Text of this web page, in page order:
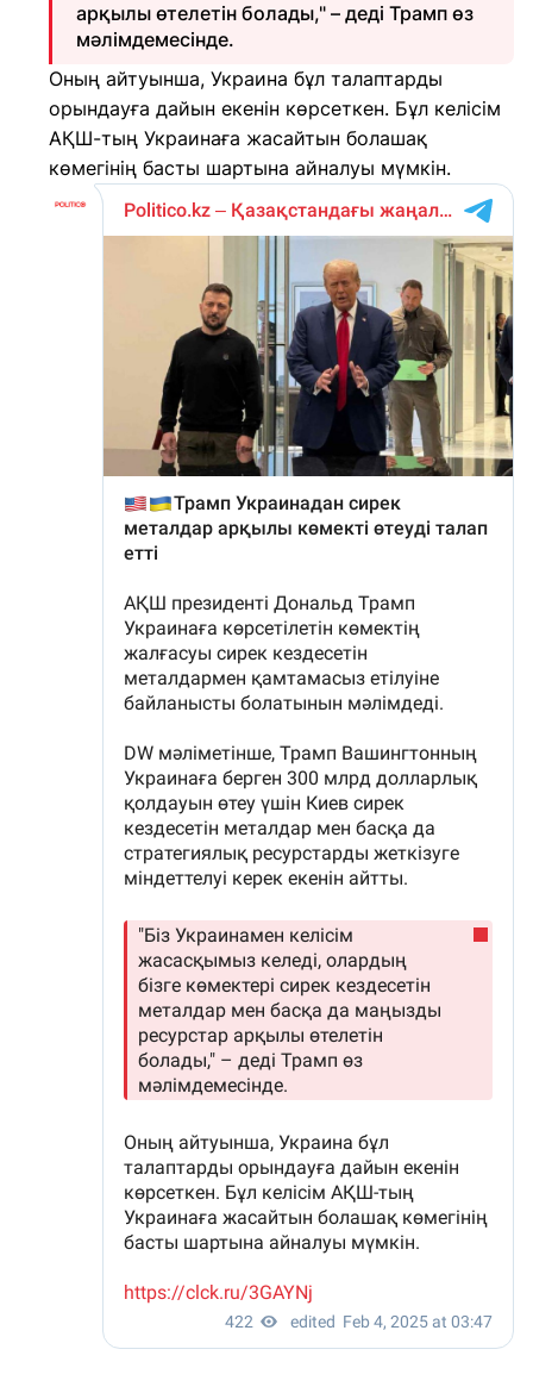
арқылы өтелетін болады," – деді Трамп өз
мәлімдемесінде.
Оның айтуынша, Украина бұл талаптарды
орындауға дайын екенін көрсеткен. Бұл келісім
АҚШ-тың Украинаға жасайтын болашақ
көмегінің басты шартына айналуы мүмкін.